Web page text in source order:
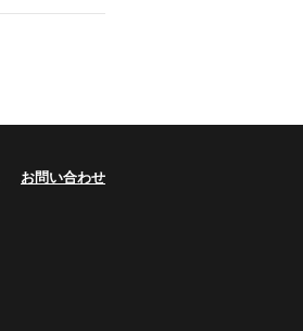
お問い合わせ